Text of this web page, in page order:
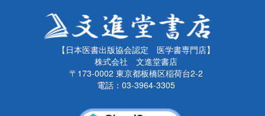
【日本医書出版協会認定 医学書専門店】
株式会社 文進堂書店
〒173-0002 東京都板橋区稲荷台2-2
電話：03-3964-3305